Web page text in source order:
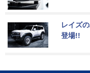
レイズ
登場!!